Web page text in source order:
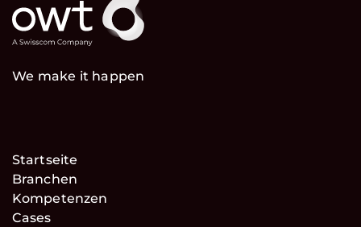
We make it happen
Startseite
Branchen
Kompetenzen
Cases